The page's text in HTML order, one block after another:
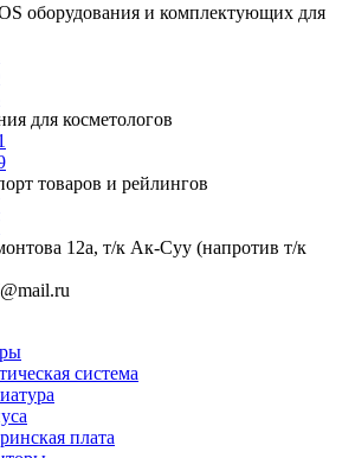
оборудования и комплектующих для
для косметологов
товаров и рейлингов
12а, т/к Ак-Суу (напротив т/к
система
плата